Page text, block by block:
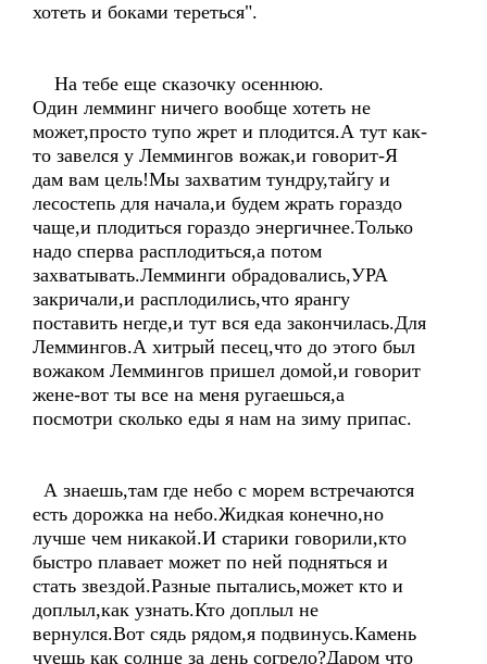
хотеть и боками тереться".
На тебе еще сказочку осеннюю.
Один лемминг ничего вообще хотеть не
может,просто тупо жрет и плодится.А тут как-
то завелся у Леммингов вожак,и говорит-Я
дам вам цель!Мы захватим тундру,тайгу и
лесостепь для начала,и будем жрать гораздо
чаще,и плодиться гораздо энергичнее.Только
надо сперва расплодиться,а потом
захватывать.Лемминги обрадовались,УРА
закричали,и расплодились,что ярангу
поставить негде,и тут вся еда закончилась.Для
Леммингов.А хитрый песец,что до этого был
вожаком Леммингов пришел домой,и говорит
жене-вот ты все на меня ругаешься,а
посмотри сколько еды я нам на зиму припас.
А знаешь,там где небо с морем встречаются
есть дорожка на небо.Жидкая конечно,но
лучше чем никакой.И старики говорили,кто
быстро плавает может по ней подняться и
стать звездой.Разные пытались,может кто и
доплыл,как узнать.Кто доплыл не
вернулся.Вот сядь рядом,я подвинусь.Камень
чуешь как солнце за день согрело?Даром что